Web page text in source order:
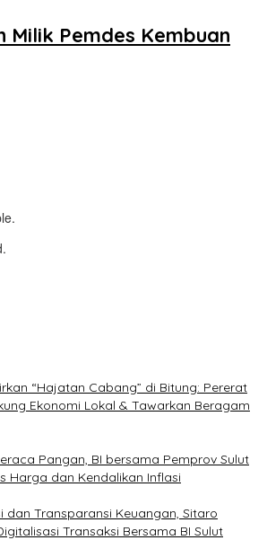
Milik Pemdes Kembuan
“Hajatan Cabang” di Bitung: Pererat
Ekonomi Lokal & Tawarkan Beragam
Pangan, BI bersama Pemprov Sulut
Harga dan Kendalikan Inflasi
dan Transparansi Keuangan, Sitaro
Transaksi Bersama BI Sulut